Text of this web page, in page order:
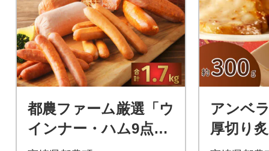
都農ファーム厳選「ウ
インナー・ハム9点セ
アンベ
厚切り